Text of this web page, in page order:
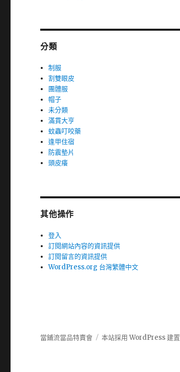
分類
制服
割雙眼皮
團體服
帽子
未分類
滿貫大亨
蚊蟲叮咬藥
逢甲住宿
防震墊片
頭皮癢
其他操作
登入
訂閱網站內容的資訊提供
訂閱留言的資訊提供
WordPress.org 台灣繁體中文
當鋪流當品特賣會 本站採用 WordPress 建置